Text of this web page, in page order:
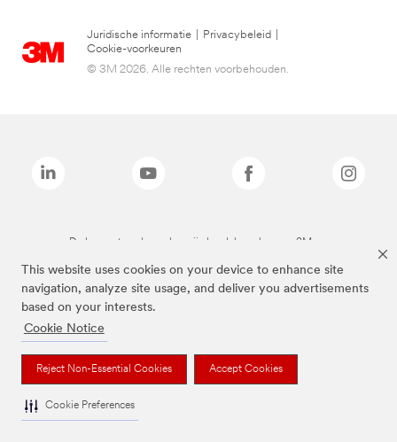
This website uses cookies on your device to enhance site
navigation, analyze site usage, and deliver you advertisements
based on your interests.
Cookie Notice
Reject Non-Essential Cookies Accept Cookies
Cookie Preferences
Juridische informatie Privacybeleid
Cookie-voorkeuren
© 3M 2026. Alle rechten voorbehouden.
De bovenstaande merken zijn handelsmerken van 3M.we